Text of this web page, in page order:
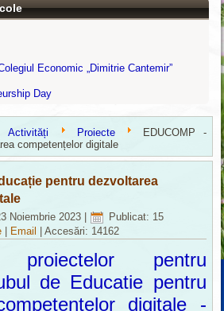
Economic „Dimitrie Cantemir”
Day
Activități Proiecte
EDUCOMP -
competențelor digitale
pentru dezvoltarea
Noiembrie 2023
Publicat: 15
Email |Accesări: 14162
proiectelor pentru
de Educatie pentru
digitale -